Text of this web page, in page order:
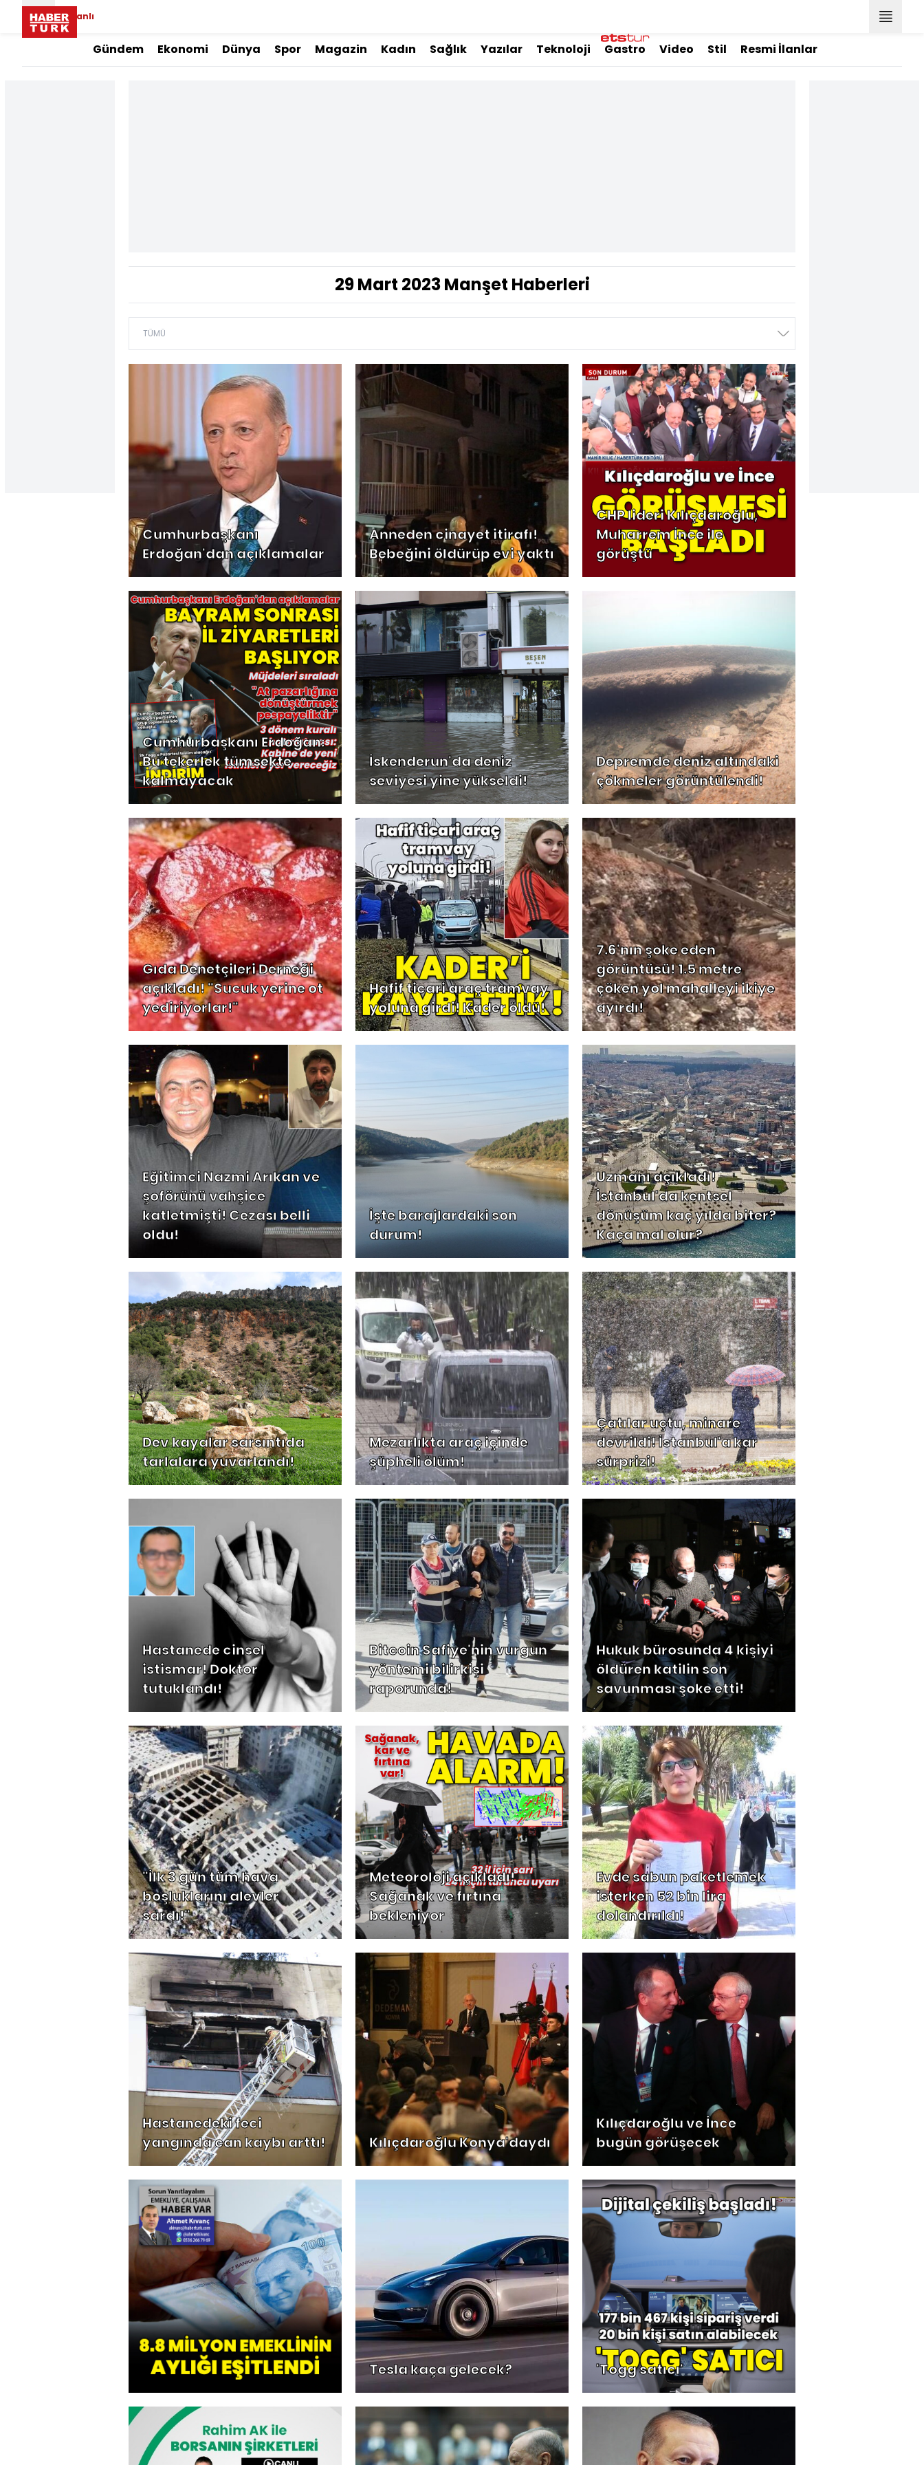
Canlı
Gündem Ekonomi Dünya Spor Magazin Kadın Sağlık Yazılar Teknoloji Gastro Video Stil Resmi İlanlar
29 Mart 2023 Manşet Haberleri
Cumhurbaşkanı
Erdoğan'dan açıklamalar
Anneden cinayet itirafı!
Bebeğini öldürüp evi yaktı
CHP lideri Kılıçdaroğlu,
Muharrem İnce ile
görüştü
Cumhurbaşkanı Erdoğan:
Bu tekerlek tümsekte
kalmayacak
İskenderun'da deniz
seviyesi yine yükseldi!
Depremde deniz altındaki
çökmeler görüntülendi!
Gıda Denetçileri Derneği
açıkladı! "Sucuk yerine ot
yediriyorlar!"
Hafif ticari araç tramvay
yoluna girdi! Kader öldü!
7.6'nın şoke eden
görüntüsü! 1.5 metre
çöken yol mahalleyi ikiye
ayırdı!
Eğitimci Nazmi Arıkan ve
şoförünü vahşice
katletmişti! Cezası belli
oldu!
İşte barajlardaki son
durum!
Uzmanı açıkladı!
İstanbul'da kentsel
dönüşüm kaç yılda biter?
Kaça mal olur?
Dev kayalar sarsıntıda
tarlalara yuvarlandı!
Mezarlıkta araç içinde
şüpheli ölüm!
Çatılar uçtu, minare
devrildi! İstanbul'a kar
sürprizi!
Hastanede cinsel
istismar! Doktor
tutuklandı!
Bitcoin Safiye'nin vurgun
yöntemi bilirkişi
raporunda!
Hukuk bürosunda 4 kişiyi
öldüren katilin son
savunması şoke etti!
"İlk 3 gün tüm hava
boşluklarını alevler
sardı!"
Meteoroloji açıkladı!
Sağanak ve fırtına
bekleniyor
Evde sabun paketlemek
isterken 52 bin lira
dolandırıldı!
Hastanedeki feci
yangında can kaybı arttı!
Kılıçdaroğlu Konya'daydı
Kılıçdaroğlu ve İnce
bugün görüşecek
Tesla kaça gelecek? 'Togg satıcı'